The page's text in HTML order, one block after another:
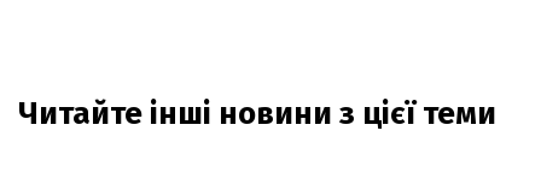
Читайте інші новини з цієї теми